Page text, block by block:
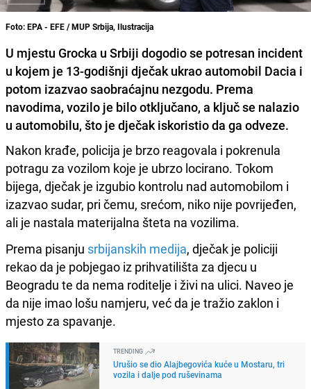
Foto: EPA - EFE / MUP Srbija, Ilustracija
U mjestu Grocka u Srbiji dogodio se potresan incident
u kojem je 13-godišnji dječak ukrao automobil Dacia i
potom izazvao saobraćajnu nezgodu. Prema
navodima, vozilo je bilo otključano, a ključ se nalazio
u automobilu, što je dječak iskoristio da ga odveze.
Nakon krađe, policija je brzo reagovala i pokrenula
potragu za vozilom koje je ubrzo locirano. Tokom
bijega, dječak je izgubio kontrolu nad automobilom i
izazvao sudar, pri čemu, srećom, niko nije povrijeđen,
ali je nastala materijalna šteta na vozilima.
Prema pisanju srbijanskih medija, dječak je policiji
rekao da je pobjegao iz prihvatilišta za djecu u
Beogradu te da nema roditelje i živi na ulici. Naveo je
da nije imao lošu namjeru, već da je tražio zaklon i
mjesto za spavanje.
TRENDING
Urušio se dio Alajbegovića kuće u Mostaru, tri
vozila i dalje pod ruševinama